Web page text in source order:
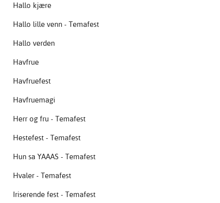
Hallo kjære
Hallo lille venn - Temafest
Hallo verden
Havfrue
Havfruefest
Havfruemagi
Herr og fru - Temafest
Hestefest - Temafest
Hun sa YAAAS - Temafest
Hvaler - Temafest
Iriserende fest - Temafest